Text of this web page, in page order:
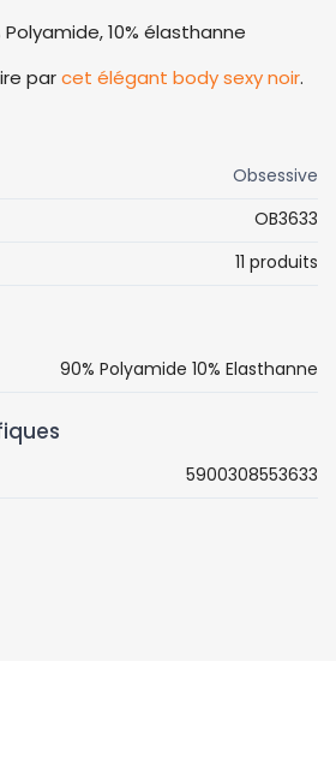
10% élasthanne
parcet élégant body sexy noir.
Obsessive
OB3633
11 produits
90% Polyamide 10% Elasthanne
5900308553633